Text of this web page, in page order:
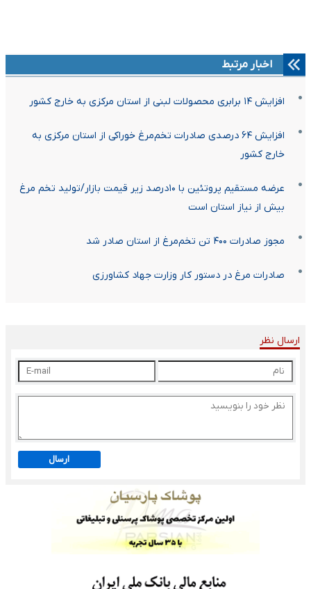
اخبار مرتبط
افزایش ۱۴ برابری محصولات لبنی از استان مرکزی به خارج کشور
افزایش ۶۴ درصدی صادرات تخم‌مرغ خوراکی از استان مرکزی به
خارج کشور
عرضه مستقیم پروتئین با ۱۰درصد زیر قیمت بازار/تولید تخم مرغ
بیش از نیاز استان است
مجوز صادرات ۴۰۰ تن تخم‌مرغ از استان صادر شد
صادرات مرغ در دستور کار وزارت جهاد کشاورزی
ارسال نظر
ارسال